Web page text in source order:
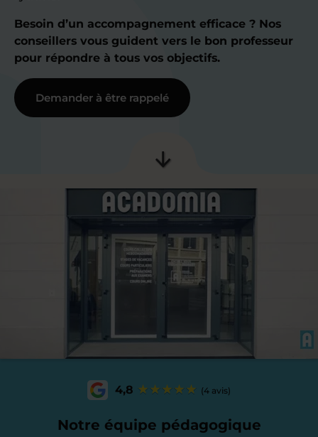
Besoin d’un accompagnement efficace ? Nos
conseillers vous guident vers le bon professeur
pour répondre à tous vos objectifs.
Demander à être rappelé
4,8 (4 avis)
Notre équipe pédagogique